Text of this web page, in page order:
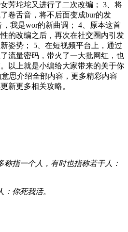
芳坨坨又进行了二次改编； 3、将
卷舌音，将不后面变成bur的发
我是wor的新曲调； 4、原本这首
的改编之后，再次在社交圈内引发
姿势； 5、在短视频平台上，通过
流量密码，带火了一大批网红，也
以上就是小编给大家带来的关于你
思介绍全部内容，更多精彩内容
新更多相关攻略。
称指一个人，有时也指称若干人：
：你死我活。